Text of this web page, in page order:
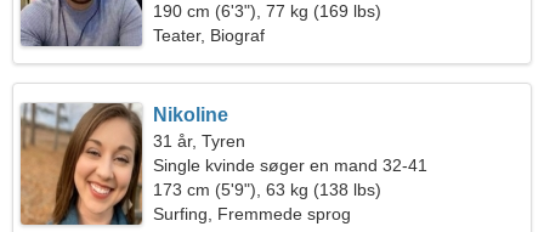
190 cm (6'3"), 77 kg (169 lbs)
Teater, Biograf
Nikoline
31 år, Tyren
Single kvinde søger en mand 32-41
173 cm (5'9"), 63 kg (138 lbs)
Surfing, Fremmede sprog